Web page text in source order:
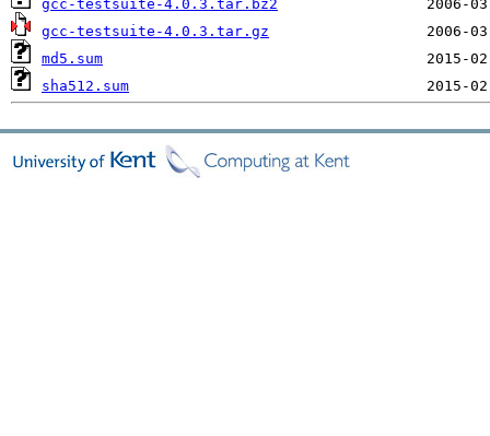
gcc-testsuite-4.0.3.tar.bz2
gcc-testsuite-4.0.3.tar.gz
md5.sum
sha512.sum